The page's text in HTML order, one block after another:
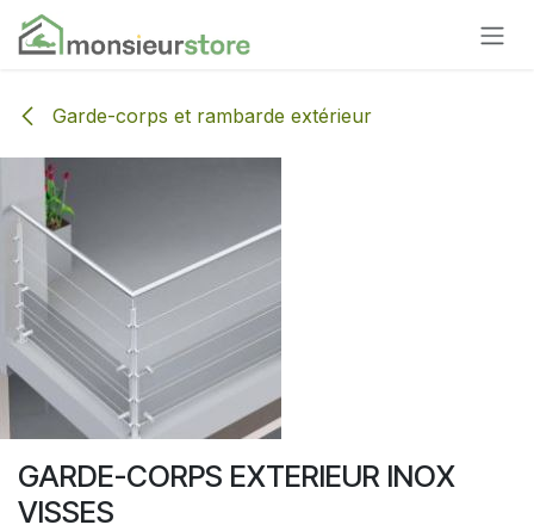
Se rendre au contenu
Garde-corps et rambarde extérieur
GARDE-CORPS EXTERIEUR INOX
VISSES